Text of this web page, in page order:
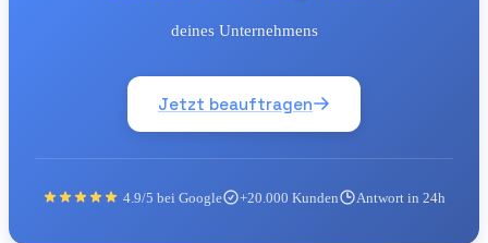
deines Unternehmens
Jetzt beauftragen
4.9/5 bei Google +20.000 Kunden Antwort in 24h